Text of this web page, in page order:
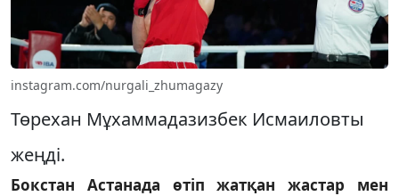
instagram.com/nurgali_zhumagazy
Төрехан Мұхаммадазизбек Исмаиловты
жеңді.
Бокстан Астанада өтіп жатқан жастар мен